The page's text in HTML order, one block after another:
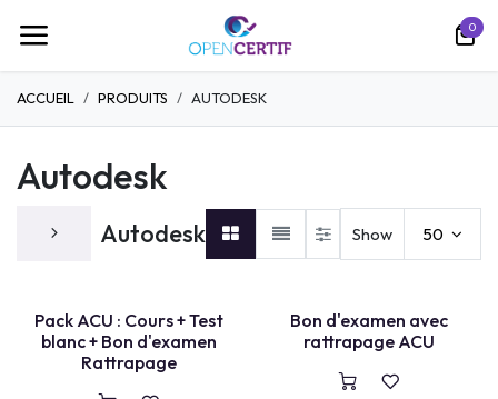
0
ACCUEIL PRODUITS AUTODESK
Autodesk
Autodesk Show 50
TEST LABEL
Pack ACU : Cours + Test
blanc + Bon d'examen
Rattrapage
E
X
AM
E
N
+
R
E
P
A
S
S
A
GE
Bon d'examen avec
rattrapage ACU